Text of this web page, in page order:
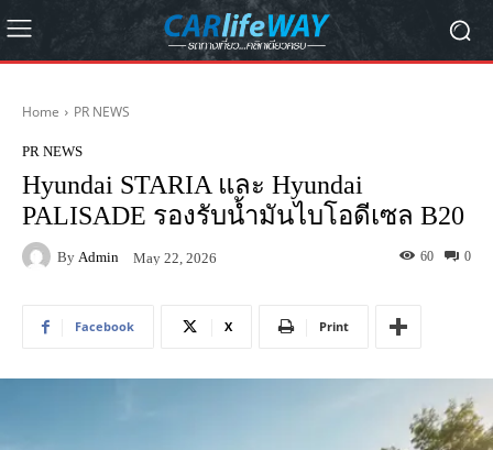
Home PR NEWS
PR NEWS
Hyundai STARIA และ Hyundai
PALISADE รองรับน้ำมันไบโอดีเซล B20
By Admin May 22, 2026 0
60
Facebook X Print